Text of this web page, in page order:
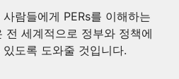
람들에게 PERs를 이해하는
전 세계적으로 정부와 정책에
도록 도와줄 것입니다.